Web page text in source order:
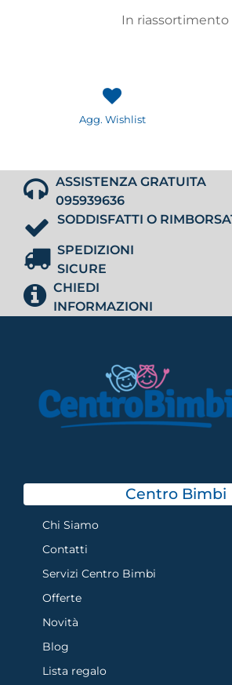
In riassortimento
Agg. Wishlist
ASSISTENZA GRATUITA
095939636
SODDISFATTI O
SPEDIZIONI
SICURE
CHIEDI
INFORMAZIONI
Centro Bimbi
Chi Siamo
Contatti
Servizi Centro Bimbi
Offerte
Novità
Blog
Lista regalo